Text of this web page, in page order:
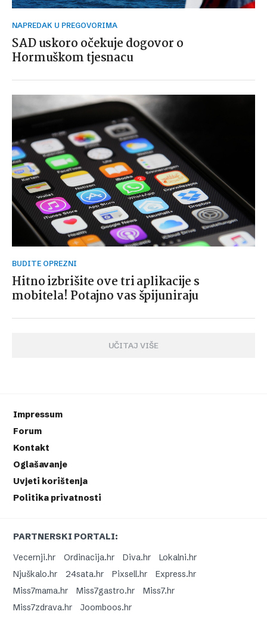
NAPREDAK U PREGOVORIMA
SAD uskoro očekuje dogovor o
Hormuškom tjesnacu
BUDITE OPREZNI
Hitno izbrišite ove tri aplikacije s
mobitela! Potajno vas špijuniraju
UČITAJ VIŠE
Impressum
Forum
Kontakt
Oglašavanje
Uvjeti korištenja
Politika privatnosti
PARTNERSKI PORTALI:
Vecernji.hr
Ordinacija.hr Diva.hr
Lokalni.hr
Njuškalo.hr
24sata.hr Pixsell.hr
Express.hr
Miss7mama.hr
Miss7gastro.hr
Miss7.hr
Miss7zdrava.hr
Joomboos.hr